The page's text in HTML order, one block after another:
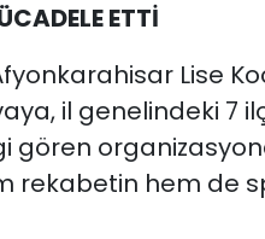
ETTİ
Lise
il genelindeki 7
gören
rekabetin hem de